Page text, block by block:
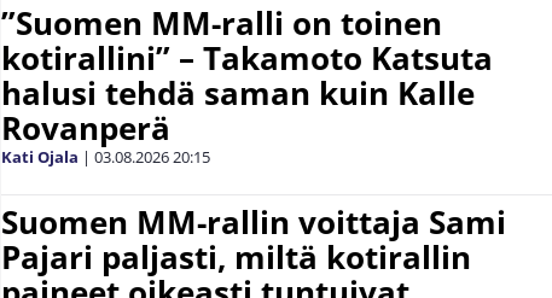
”Suomen MM-ralli on toinen
kotirallini” – Takamoto Katsuta
halusi tehdä saman kuin Kalle
Rovanperä
Kati Ojala | 03.08.202620:15
Suomen MM-rallin voittaja Sami
Pajari paljasti, miltä kotirallin